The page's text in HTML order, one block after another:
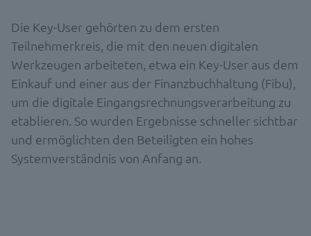
Die Key-User gehörten zu dem ersten
Teilnehmerkreis, die mit den neuen digitalen
Werkzeugen arbeiteten, etwa ein Key-User aus dem
Einkauf und einer aus der Finanzbuchhaltung (Fibu),
um die digitale Eingangsrechnungsverarbeitung zu
etablieren. So wurden Ergebnisse schneller sichtbar
und ermöglichten den Beteiligten ein hohes
Systemverständnis von Anfang an.